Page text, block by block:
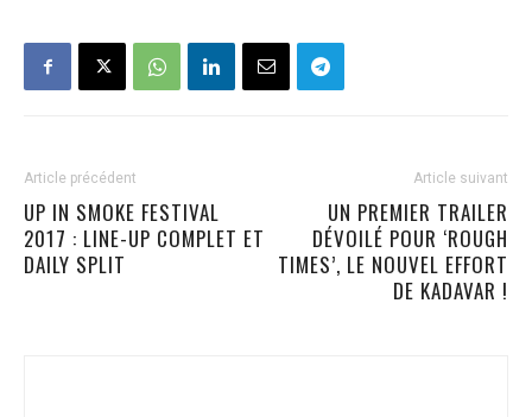
Article précédent
UP IN SMOKE FESTIVAL
2017 : LINE-UP COMPLET ET
DAILY SPLIT
Article suivant
UN PREMIER TRAILER
DÉVOILÉ POUR ‘ROUGH
TIMES’, LE NOUVEL EFFORT
DE KADAVAR !